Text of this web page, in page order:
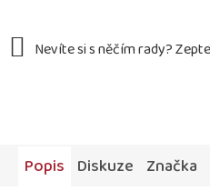
Popis Diskuze Značka